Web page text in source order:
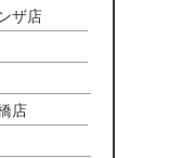
ザ店
店